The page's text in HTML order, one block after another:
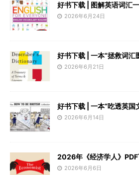
好书下载 | 图解英语词汇
2026年6月24日
好书下载 | 一本“拯救词汇
2026年6月21日
好书下载 | 一本“吃透英国
2026年6月14日
2026年《经济学人》PDF
2026年6月6日